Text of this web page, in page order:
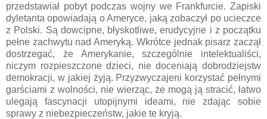
przedstawiał pobyt podczas wojny we Frankfurcie. Zapiski
dyletanta opowiadają o Ameryce, jaką zobaczył po ucieczce
z Polski. Są dowcipne, błyskotliwe, erudycyjne i z początku
pełne zachwytu nad Ameryką. Wkrótce jednak pisarz zaczął
dostrzegać, że Amerykanie, szczególnie intelektualiści,
niczym rozpieszczone dzieci, nie doceniają dobrodziejstw
demokracji, w jakiej żyją. Przyzwyczajeni korzystać pełnymi
garściami z wolności, nie wierząc, że mogą ją stracić, łatwo
ulegają fascynacji utopijnymi ideami, nie zdając sobie
sprawy z niebezpieczeństw, jakie te kryją.